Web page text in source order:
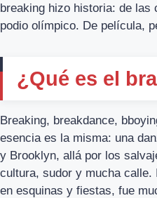
breaking hizo historia: de las
podio olímpico. De película,
¿Qué es el
Breaking, breakdance,
esencia es la misma: una
y Brooklyn, allá por los
cultura, sudor y mucha calle.
en esquinas y fiestas, fue